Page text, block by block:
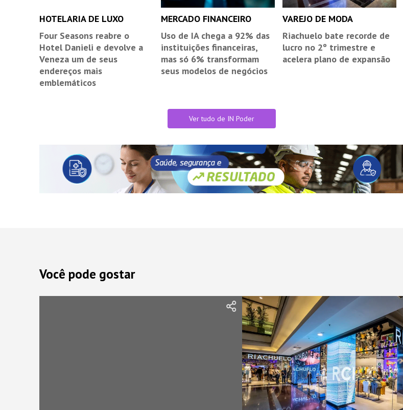
HOTELARIA DE LUXO
Four Seasons reabre o
Hotel Danieli e devolve a
Veneza um de seus
endereços mais
emblemáticos
MERCADO FINANCEIRO
Uso de IA chega a 92% das
instituições financeiras,
mas só 6% transformam
seus modelos de negócios
VAREJO DE MODA
Riachuelo bate recorde de
lucro no 2º trimestre e
acelera plano de expansão
Ver tudo de IN Poder
Você pode gostar